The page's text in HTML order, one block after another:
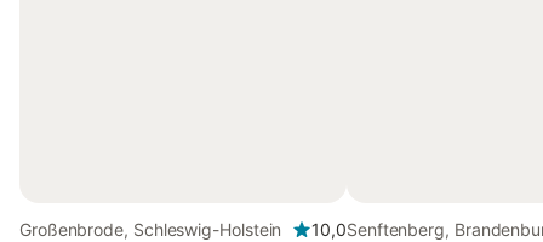
Großenbrode, Schleswig-Holstein
10,0Senftenberg,